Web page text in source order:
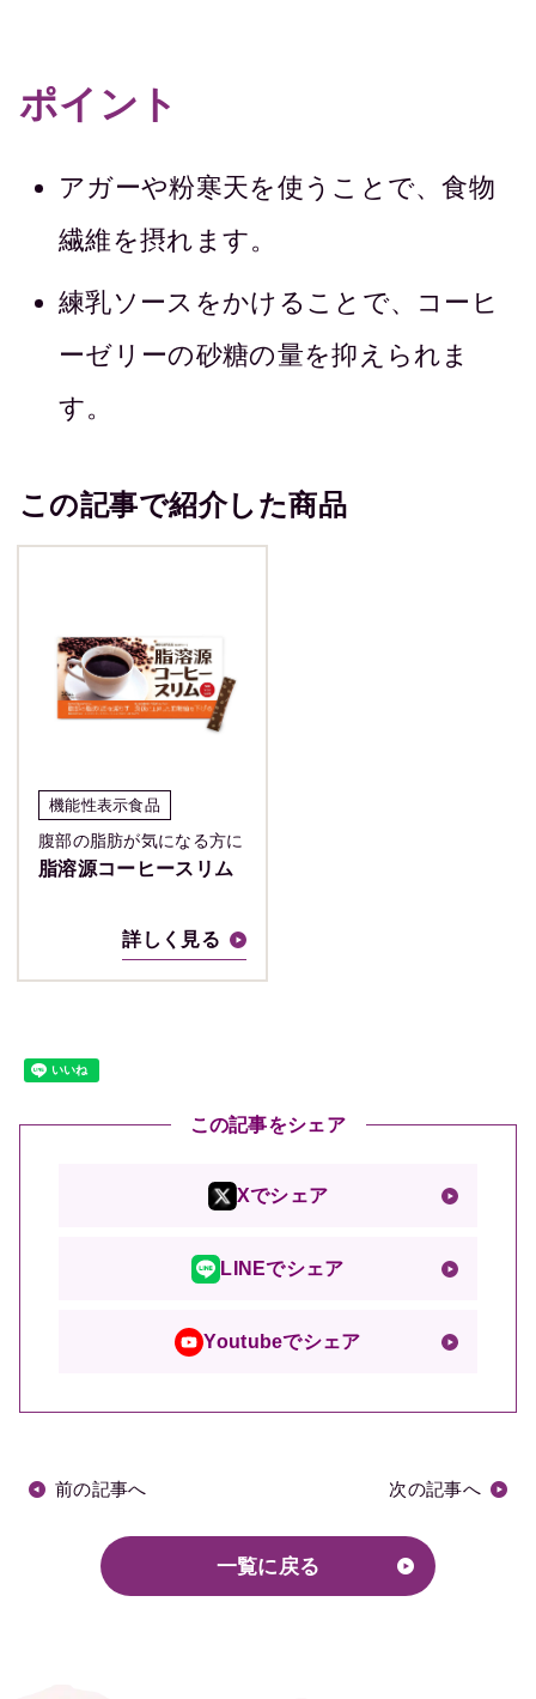
ポイント
アガーや粉寒天を使うことで、食物
繊維を摂れます。
練乳ソースをかけることで、コーヒ
ーゼリーの砂糖の量を抑えられま
す。
この記事で紹介した商品
機能性表示食品
腹部の脂肪が気になる方に
脂溶源コーヒースリム
詳しく見る
この記事をシェア
Xでシェア
LINEでシェア
Youtubeでシェア
前の記事へ
一覧に戻る
次の記事へ